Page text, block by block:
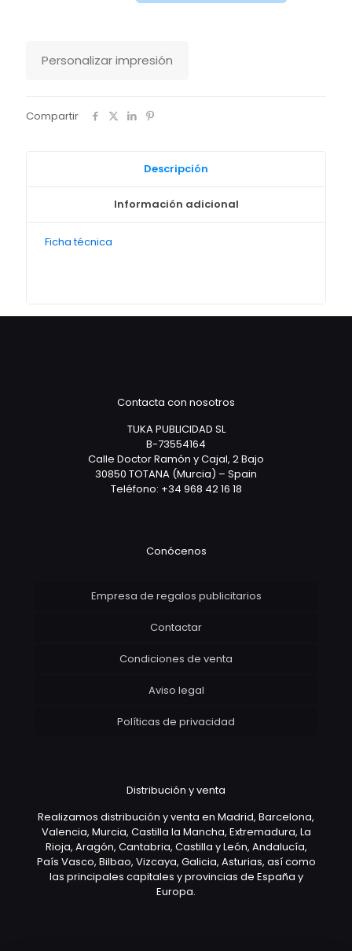
Personalizar impresión
Compartir
Descripción
Información adicional
Ficha técnica
Contacta con nosotros
TUKA PUBLICIDAD SL
B-73554164
Calle Doctor Ramón y Cajal, 2 Bajo
30850 TOTANA (Murcia) – Spain
Teléfono: +34 968 42 16 18
Conócenos
Empresa de regalos publicitarios
Contactar
Condiciones de venta
Aviso legal
Políticas de privacidad
Distribución y venta
Realizamos distribución y venta en Madrid, Barcelona,
Valencia, Murcia, Castilla la Mancha, Extremadura, La
Rioja, Aragón, Cantabria, Castilla y León, Andalucía,
País Vasco, Bilbao, Vizcaya, Galicia, Asturias, así como
las principales capitales y provincias de España y
Europa.